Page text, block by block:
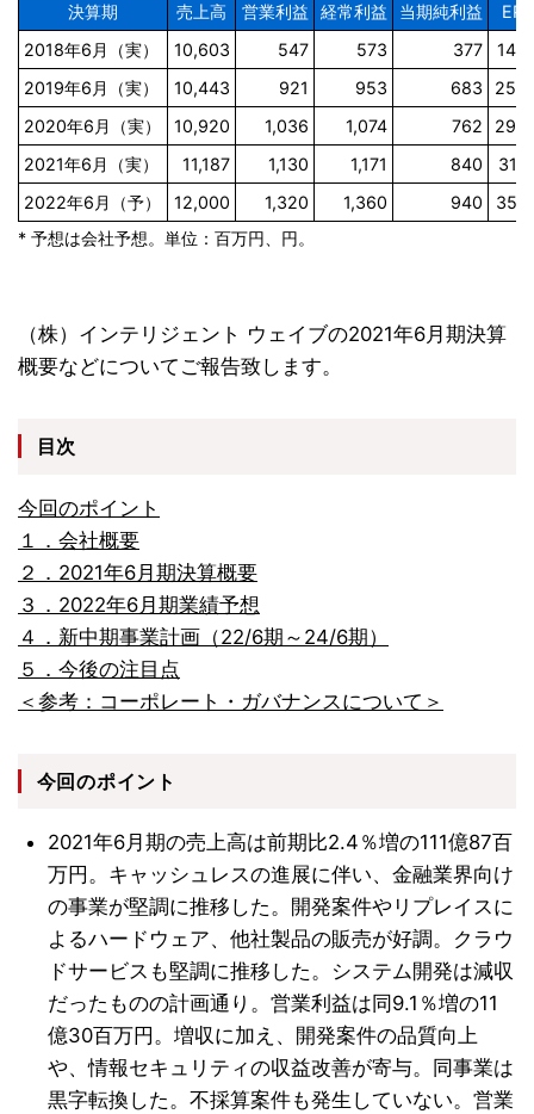
決算期 売上高 営業利益 経常利益 当期純利益
EPS
2018年6月（実）
10,603 547 573 377
2019年6月（実）
10,443 921 953 683
2020年6月（実）
10,920 1,036 1,074 762
2021年6月（実）
11,187 1,130 1,171 840
2022年6月（予）
12,000 1,320 1,360 940
* 予想は会社予想。単位：百万円、円。
（株）インテリジェント ウェイブの2021年6月期決算
概要などについてご報告致します。
目次
今回のポイント
１．会社概要
２．2021年6月期決算概要
３．2022年6月期業績予想
４．新中期事業計画（22/6期～24/6期）
５．今後の注目点
＜参考：コーポレート・ガバナンスについて＞
今回のポイント
2021年6月期の売上高は前期比2.4％増の111億87百
万円。キャッシュレスの進展に伴い、金融業界向け
の事業が堅調に推移した。開発案件やリプレイスに
よるハードウェア、他社製品の販売が好調。クラウ
ドサービスも堅調に推移した。システム開発は減収
だったものの計画通り。営業利益は同9.1％増の11
億30百万円。増収に加え、開発案件の品質向上
や、情報セキュリティの収益改善が寄与。同事業は
黒字転換した。不採算案件も発生していない。営業